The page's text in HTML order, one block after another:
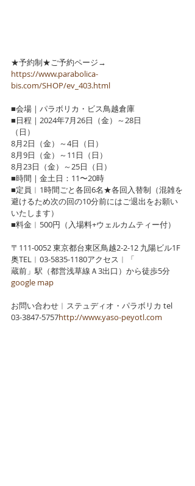
★予約制★ご予約ページ→
https://www.parabolica-
bis.com/SHOP/ev_403.html
■会場｜パラボリカ・ビス鳥越倉庫
■日程｜2024年7月26日（金）～28日
（日）
8月2日（金）～4日（日）
8月9日（金）～11日（日）
8月23日（金）～25日（日）
■時間｜金土日：11〜20時
■定員︱1時間ごと各回6名★各回入替制（混雑を
避けるため次の回の10分前にはご退出をお願い
いたします）
■料金︱500円（入場料+ウェルカムティー付）
〒111-0052 東京都台東区鳥越2-2-12 九陽ビル1F
奥TEL︱03-5835-1180アクセス︱「
蔵前」駅（都営浅草線Ａ3出口）から徒歩5分
google map
お問い合わせ︱ステュディオ・パラボリカ tel
03-3847-5757http://www.yaso-peyotl.com